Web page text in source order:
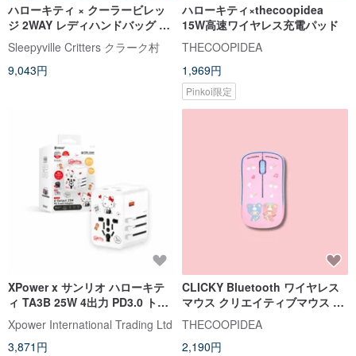
ハローキティ × クーラービレッ
ジ 2WAY レディハンドバッグ ブ
ラック
Sleepyville Critters クラーク村
9,043円
ハローキティ×thecoopidea
15W高速ワイヤレス充電パッド
THECOOPIDEA
1,969円
Pinkoi限定
XPower x サンリオ ハローキテ
ィ TA3B 25W 4出力 PD3.0 トラ
ベルチャージャー
Xpower International Trading Ltd
3,871円
CLICKY Bluetooth ワイヤレス
マウス クリエイティブマウス リ
トルツインスターズ ハローキテ
ィ
THECOOPIDEA
2,190円